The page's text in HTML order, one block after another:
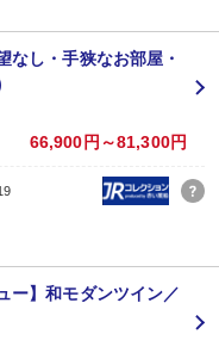
。
覧いただけるのが特徴です。
毎に移ろいゆく風光明媚な彩
楽しみください。
多彩な観光スポットをお楽し
中国庭園」ほか、 道の駅も併
名探偵コナン」の世界に触れる
なし・手狭なお部屋・
66,900円～81,300円
ー】和モダンツイン／